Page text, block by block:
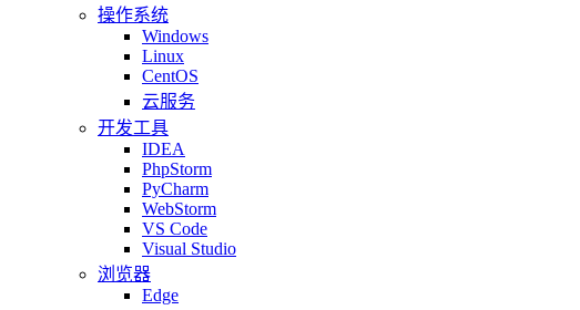
操作系统
Windows
Linux
CentOS
云服务
开发工具
IDEA
PhpStorm
PyCharm
WebStorm
VS Code
Visual Studio
浏览器
Edge